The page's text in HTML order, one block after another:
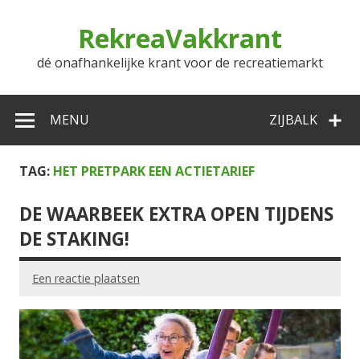
RekreaVakkrant
dé onafhankelijke krant voor de recreatiemarkt
ZIJBALK
MENU
TAG: HET PRETPARK EEN ACTIETARIEF
DE WAARBEEK EXTRA OPEN TIJDENS
DE STAKING!
Een reactie plaatsen